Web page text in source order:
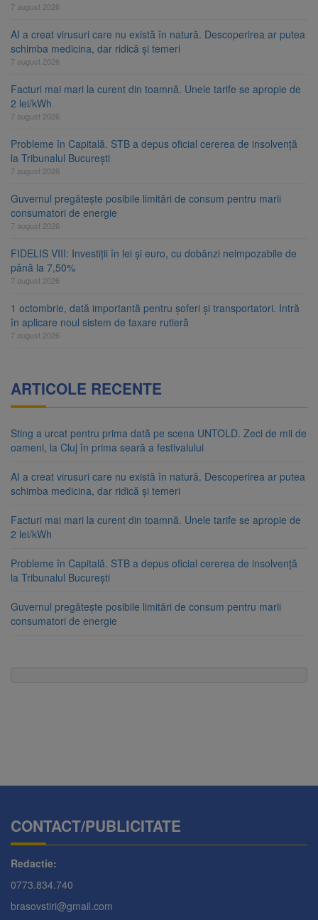
7 august 2026
AI a creat virusuri care nu există în natură. Descoperirea ar putea
schimba medicina, dar ridică și temeri
7 august 2026
Facturi mai mari la curent din toamnă. Unele tarife se apropie de
2 lei/kWh
7 august 2026
Probleme în Capitală. STB a depus oficial cererea de insolvență
la Tribunalul București
7 august 2026
Guvernul pregătește posibile limitări de consum pentru marii
consumatori de energie
7 august 2026
FIDELIS VIII: Investiții în lei și euro, cu dobânzi neimpozabile de
până la 7,50%
7 august 2026
1 octombrie, dată importantă pentru șoferi și transportatori. Intră
în aplicare noul sistem de taxare rutieră
7 august 2026
ARTICOLE RECENTE
Sting a urcat pentru prima dată pe scena UNTOLD. Zeci de mii de
oameni, la Cluj în prima seară a festivalului
AI a creat virusuri care nu există în natură. Descoperirea ar putea
schimba medicina, dar ridică și temeri
Facturi mai mari la curent din toamnă. Unele tarife se apropie de
2 lei/kWh
Probleme în Capitală. STB a depus oficial cererea de insolvență
la Tribunalul București
Guvernul pregătește posibile limitări de consum pentru marii
consumatori de energie
CONTACT/PUBLICITATE
Redactie:
0773.834.740
brasovstiri@gmail.com